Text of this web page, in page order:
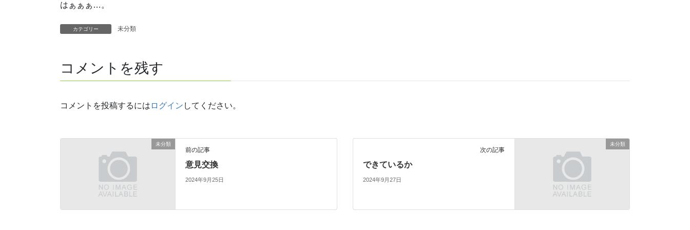
はぁぁぁ…。
カテゴリー 未分類
コメントを残す
コメントを投稿するには ログイン してください。
未分類
前の記事
意見交換
2024年9月25日
未分類
次の記事
できているか
2024年9月27日